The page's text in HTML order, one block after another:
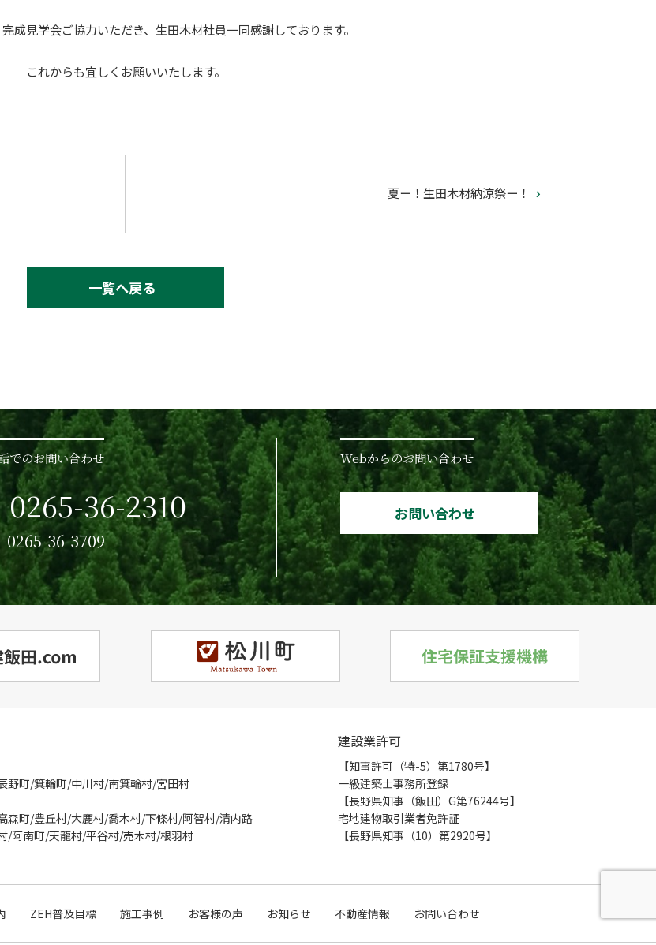
成見学会ご協力いただき、生田木材社員一同感謝しております。
これからも宜しくお願いいたします。
夏ー！生田木材納涼祭ー！ 
一覧へ戻る
でのお問い合わせ
0265-36-2310
0265-36-3709
Webからのお問い合わせ
お問い合わせ
野町/箕輪町/中川村/南箕輪村/宮田村
森町/豊丘村/大鹿村/喬木村/下條村/阿智村/清内路
/阿南町/天龍村/平谷村/売木村/根羽村
建設業許可
【知事許可（特-5）第1780号】
一級建築士事務所登録
【長野県知事（飯田）G第76244号】
宅地建物取引業者免許証
【長野県知事（10）第2920号】
ZEH普及目標 施工事例 お客様の声 お知らせ 不動産情報 お問い合わせ